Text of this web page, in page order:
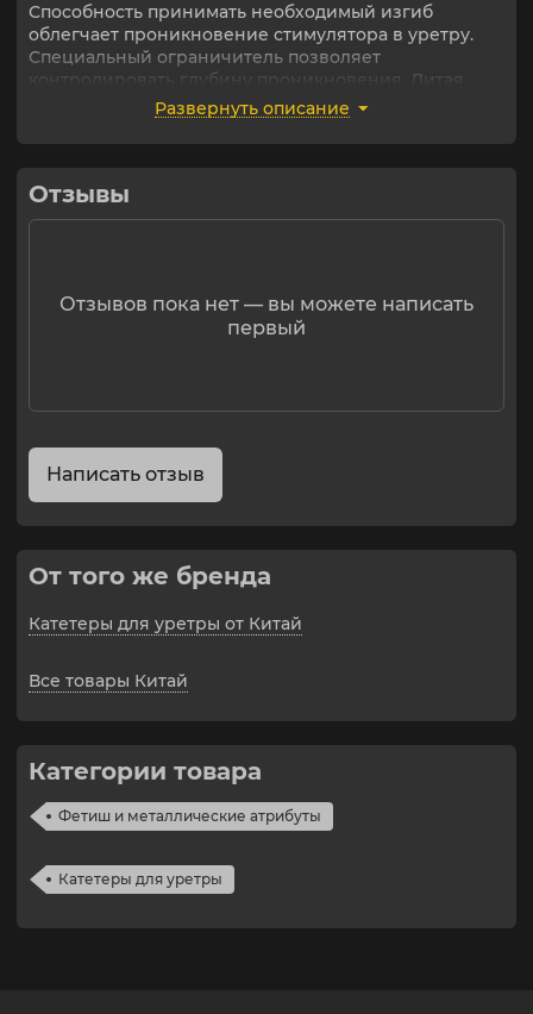
Способность принимать необходимый изгиб
облегчает проникновение стимулятора в уретру.
Специальный ограничитель позволяет
контролировать глубину проникновения. Литая
форма интимного аксессуара исключает наличие
соединительных швов, в которых может
образоваться неблагоприятная микрофлора, что
обеспечивает максимальную гигиеничность.
Материал: силикон
Развернуть описание
Отзывы
Отзывов пока нет — вы можете написать
первый
Написать отзыв
От того же бренда
Катетеры для уретры от Китай
Все товары Китай
Категории товара
Фетиш и металлические атрибуты
Катетеры для уретры